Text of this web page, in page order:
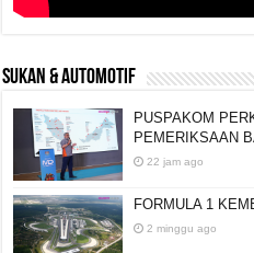
SUKAN & AUTOMOTIF
PUSPAKOM
PEMERIKSAAN
22 jam ago
FORMULA 1
2 minggu ago